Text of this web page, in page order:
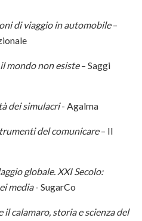
di viaggio in automobile–
mondo non esiste– Saggi
dei simulacri- Agalma
del comunicare– Il
globale. XXI Secolo:
media- SugarCo
il calamaro, storia e scienza del